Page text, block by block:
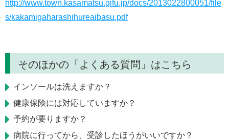
http://www.town.kasamatsu.gifu.jp/docs/2013022800051/file
s/kakamigaharashihureaibasu.pdf
そのほかの「よくある質問」はこちら
インソールは洗えますか？
健康保険には対応していますか？
予約が要りますか？
病院に行ってから、受診したほうがいいですか？